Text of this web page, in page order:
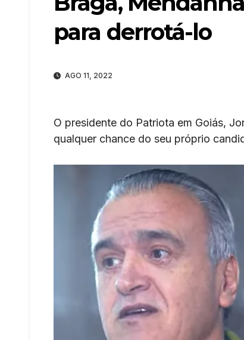
para derrotá-lo
AGO 11, 2022
O presidente do Patriota em Goiás,
qualquer chance do seu próprio